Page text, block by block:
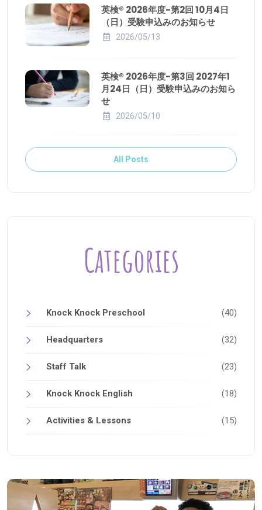
英検® 2026年度-第2回 10月4日
（日）受験申込みのお知らせ
2026/05/13
英検® 2026年度-第3回 2027年1
月24日（日）受験申込みのお知ら
せ
2026/05/10
All Posts
Categories
Knock Knock Preschool (40)
Headquarters (32)
Staff Talk (23)
Knock Knock English (18)
Activities & Lessons (15)